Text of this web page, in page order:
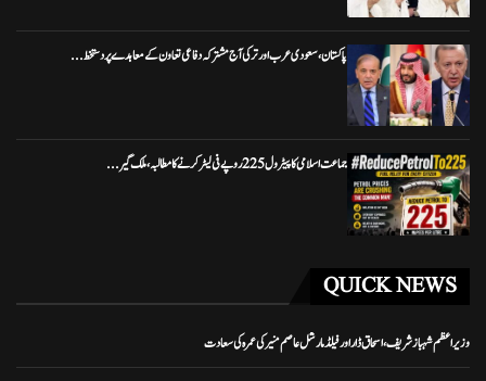
پاکستان، سعودی عرب اور ترکی آج مشترکہ دفاعی تعاون کے معاہدے پر دستخط...
جماعت اسلامی کا پیٹرول 225 روپے فی لیٹر کرنے کا مطالبہ، ملک گیر...
QUICK NEWS
وزیراعظم شہباز شریف، اسحاق ڈار اور فیلڈ مارشل عاصم منیر کی عمرہ کی سعادت